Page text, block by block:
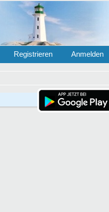
Anmelden
Registrieren